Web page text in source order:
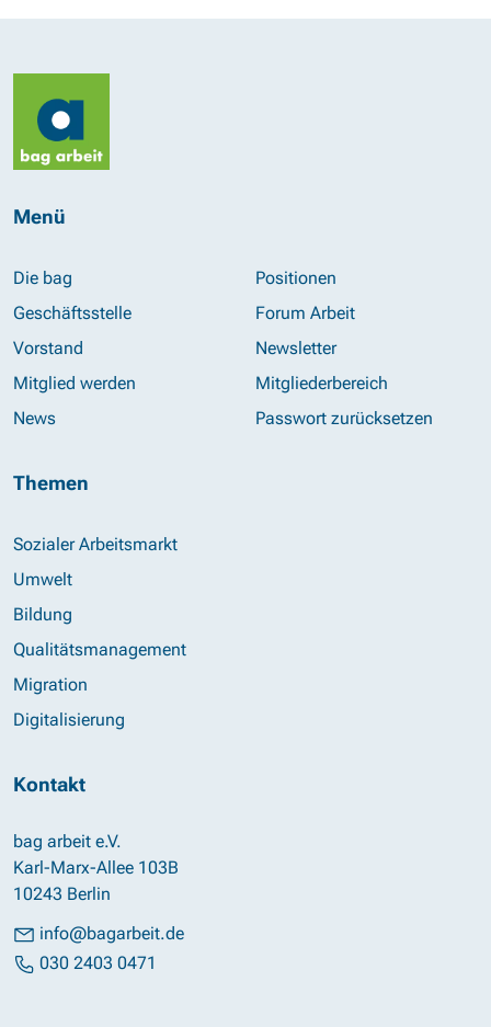
Menü
Die bag
Geschäftsstelle
Vorstand
Mitglied werden
News
Positionen
Forum Arbeit
Newsletter
Mitgliederbereich
Passwort zurücksetzen
Themen
Sozialer Arbeitsmarkt
Umwelt
Bildung
Qualitätsmanagement
Migration
Digitalisierung
Kontakt
bag arbeit e.V.
Karl-Marx-Allee 103B
10243 Berlin
info@bagarbeit.de
030 2403 0471